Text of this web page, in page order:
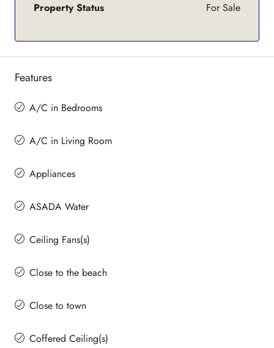
Property Status For Sale
Features
A/C in Bedrooms
A/C in Living Room
Appliances
ASADA Water
Ceiling Fans(s)
Close to the beach
Close to town
Coffered Ceiling(s)